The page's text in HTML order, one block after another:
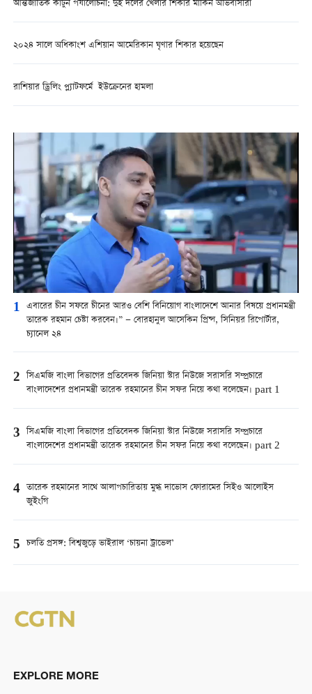
আন্তর্জাতিক কার্টুন পর্যালোচনা: দুই দলের খেলার শিকার মার্কিন অভিবাসীরা
২০২৪ সালে অধিকাংশ এশিয়ান আমেরিকান ঘৃণার শিকার হয়েছেন
রাশিয়ার ড্রিলিং প্ল্যাটফর্মে ইউক্রেনের হামলা
1 এবারের চীন সফরে চীনের আরও বেশি বিনিয়োগ বাংলাদেশে আনার বিষয়ে প্রধানমন্ত্রী
তারেক রহমান চেষ্টা করবেন।” — বোরহানুল আসেকিন প্রিন্স, সিনিয়র রিপোর্টার,
চ্যানেল ২৪
2 সিএমজি বাংলা বিভাগের প্রতিবেদক জিনিয়া স্টার নিউজে সরাসরি সম্প্রচারে
বাংলাদেশের প্রধানমন্ত্রী তারেক রহমানের চীন সফর নিয়ে কথা বলেছেন। part 1
3 সিএমজি বাংলা বিভাগের প্রতিবেদক জিনিয়া স্টার নিউজে সরাসরি সম্প্রচারে
বাংলাদেশের প্রধানমন্ত্রী তারেক রহমানের চীন সফর নিয়ে কথা বলেছেন। part 2
4 তারেক রহমানের সাথে আলাপচারিতায় মুগ্ধ দাভোস ফোরামের সিইও আলোইস
জুইংগি
5 চলতি প্রসঙ্গ: বিশ্বজুড়ে ভাইরাল ‘চায়না ট্রাভেল’
EXPLORE MORE